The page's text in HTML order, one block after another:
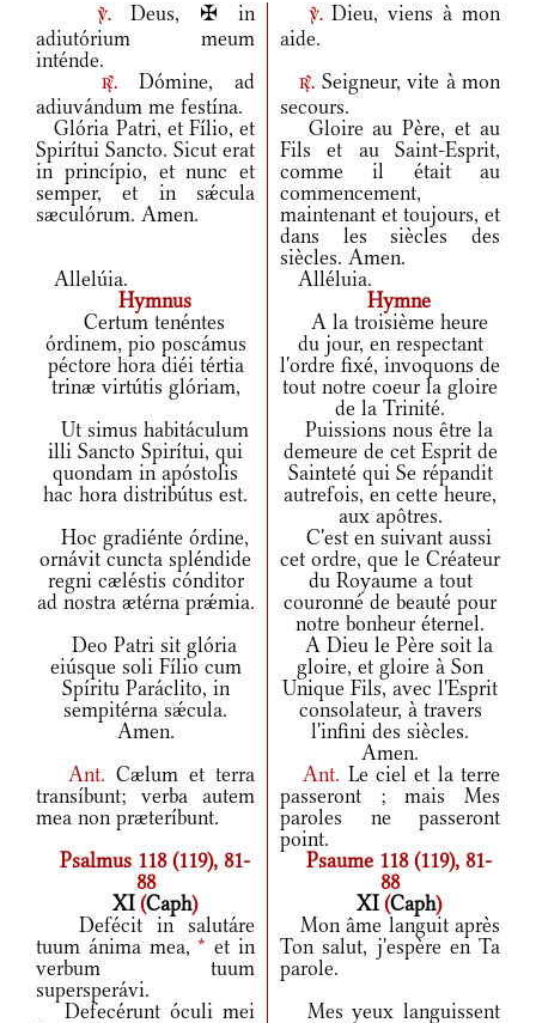
v.Deus, ✠ in
adiutórium meum
inténde.
v.Dieu, viens à mon
aide.
r.Dómine, ad
adiuvándum me festína.
r. Seigneur, vite à mon
secours.
Glória Patri, et Fílio, et
Spirítui Sancto. Sicut erat
in princípio, et nunc et
semper, et in sǽcula
sæculórum. Amen.
Gloire au Père, et au
Fils et au Saint-Esprit,
comme il était au
commencement,
maintenant et toujours, et
dans les siècles des
siècles. Amen.
Allelúia.
Alléluia.
Hymnus
Hymne
Certum tenéntes
órdinem, pio poscámus
péctore hora diéi tértia
trinæ virtútis glóriam,
A la troisième heure
du jour, en respectant
l'ordre fixé, invoquons de
tout notre coeur la gloire
de la Trinité.
Ut simus habitáculum
illi Sancto Spirítui, qui
quondam in apóstolis
hac hora distribútus est.
Puissions nous être la
demeure de cet Esprit de
Sainteté qui Se répandit
autrefois, en cette heure,
aux apôtres.
Hoc gradiénte órdine,
ornávit cuncta spléndide
regni cæléstis cónditor
ad nostra ætérna prǽmia.
C'est en suivant aussi
cet ordre, que le Créateur
du Royaume a tout
couronné de beauté pour
notre bonheur éternel.
Deo Patri sit glória
eiúsque soli Fílio cum
Spíritu Paráclito, in
sempitérna sǽcula.
Amen.
A Dieu le Père soit la
gloire, et gloire à Son
Unique Fils, avec l'Esprit
consolateur, à travers
l'infini des siècles.
Amen.
Ant. Cælum et terra
transíbunt; verba autem
mea non præteríbunt.
Ant. Le ciel et la terre
passeront ; mais Mes
paroles ne passeront
point.
Psalmus 118 (119), 81-
88
Psaume 118 (119), 81-
88
XI (Caph) XI (Caph)
Defécit in salutáre
tuum ánima mea,* et in
verbum tuum
supersperávi.
Mon âme languit après
Ton salut, j'espère en Ta
parole.
Defecérunt óculi mei
Mes yeux languissent